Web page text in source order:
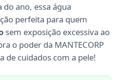
ano, essa água
perfeita para quem
sem exposição excessiva ao
o poder da MANTECORP
cuidados com a pele!